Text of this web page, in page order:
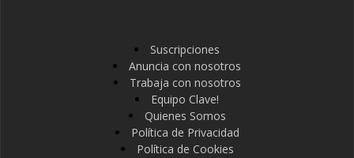
Suscripciones
Anuncia con nosotros
Trabaja con nosotros
Equipo Clave!
Quienes Somos
Política de Privacidad
Política de Cookies